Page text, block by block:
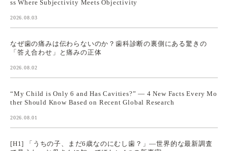
ss Where Subjectivity Meets Objectivity
2026.08.03
なぜ歯の痛みは伝わらないのか？歯科診断の裏側にある驚きの
「答え合わせ」と痛みの正体
2026.08.02
“My Child is Only 6 and Has Cavities?” — 4 New Facts Every Mo
ther Should Know Based on Recent Global Research
2026.08.01
[H1] 「うちの子、まだ6歳なのにむし歯？」—世界的な最新調査